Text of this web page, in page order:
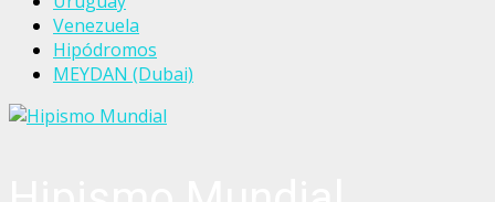
Venezuela
Hipódromos
MEYDAN (Dubai)